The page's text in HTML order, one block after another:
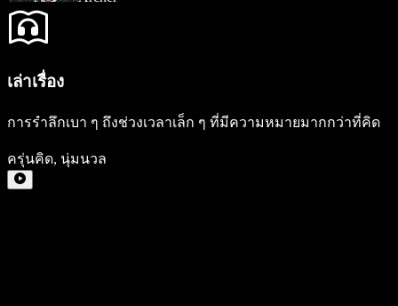
เล่าเรื่อง
การรำลึกเบา ๆ ถึงช่วงเวลาเล็ก ๆ ที่มีความหมายมากกว่าที่คิด
ครุ่นคิด, นุ่มนวล